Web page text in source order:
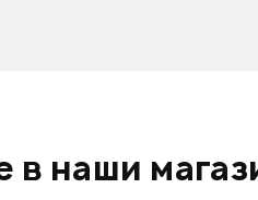
в наши